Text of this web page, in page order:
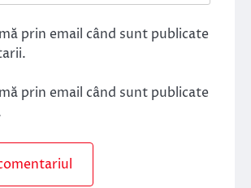
prin email când sunt publicate
prin email când sunt publicate